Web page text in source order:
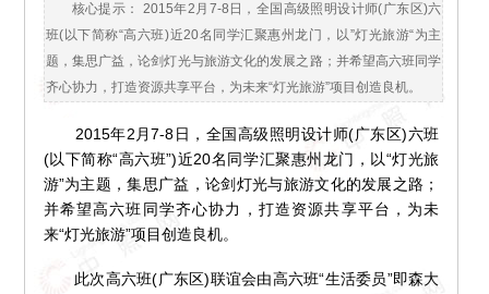
核心提示： 2015年2月7-8日，全国高级照明设计师(广东区)六
班(以下简称“高六班)近20名同学汇聚惠州龙门，以”灯光旅游“为主
题，集思广益，论剑灯光与旅游文化的发展之路；并希望高六班同学
齐心协力，打造资源共享平台，为未来“灯光旅游”项目创造良机。
2015年2月7-8日，全国高级照明设计师(广东区)六班
(以下简称“高六班”)近20名同学汇聚惠州龙门，以“灯光旅
游”为主题，集思广益，论剑灯光与旅游文化的发展之路；
并希望高六班同学齐心协力，打造资源共享平台，为未
来“灯光旅游”项目创造良机。
此次高六班(广东区)联谊会由高六班“生活委员”即森大